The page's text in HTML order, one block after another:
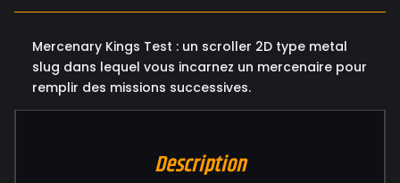
Mercenary Kings Test : un scroller 2D type metal
slug dans lequel vous incarnez un mercenaire pour
remplir des missions successives.
Description